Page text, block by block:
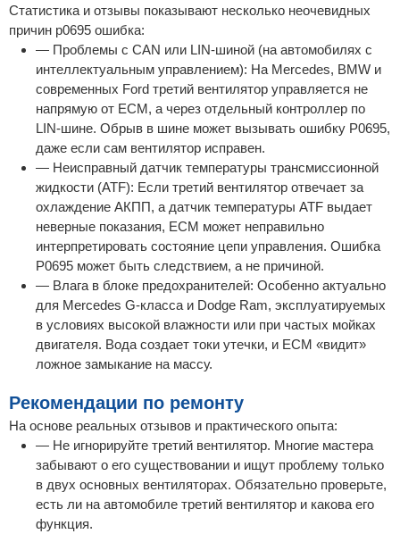
Статистика и отзывы показывают несколько неочевидных
причин p0695 ошибка:
— Проблемы с CAN или LIN-шиной (на автомобилях с
интеллектуальным управлением): На Mercedes, BMW и
современных Ford третий вентилятор управляется не
напрямую от ECM, а через отдельный контроллер по
LIN-шине. Обрыв в шине может вызывать ошибку P0695,
даже если сам вентилятор исправен.
— Неисправный датчик температуры трансмиссионной
жидкости (ATF): Если третий вентилятор отвечает за
охлаждение АКПП, а датчик температуры ATF выдает
неверные показания, ECM может неправильно
интерпретировать состояние цепи управления. Ошибка
P0695 может быть следствием, а не причиной.
— Влага в блоке предохранителей: Особенно актуально
для Mercedes G-класса и Dodge Ram, эксплуатируемых
в условиях высокой влажности или при частых мойках
двигателя. Вода создает токи утечки, и ECM «видит»
ложное замыкание на массу.
Рекомендации по ремонту
На основе реальных отзывов и практического опыта:
— Не игнорируйте третий вентилятор. Многие мастера
забывают о его существовании и ищут проблему только
в двух основных вентиляторах. Обязательно проверьте,
есть ли на автомобиле третий вентилятор и какова его
функция.